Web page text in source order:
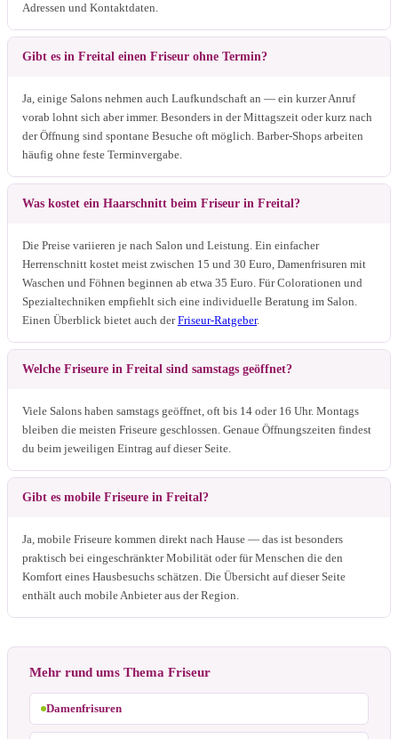
Adressen und Kontaktdaten.
Gibt es in Freital einen Friseur ohne Termin?
Ja, einige Salons nehmen auch Laufkundschaft an — ein kurzer Anruf
vorab lohnt sich aber immer. Besonders in der Mittagszeit oder kurz nach
der Öffnung sind spontane Besuche oft möglich. Barber-Shops arbeiten
häufig ohne feste Terminvergabe.
Was kostet ein Haarschnitt beim Friseur in Freital?
Die Preise variieren je nach Salon und Leistung. Ein einfacher
Herrenschnitt kostet meist zwischen 15 und 30 Euro, Damenfrisuren mit
Waschen und Föhnen beginnen ab etwa 35 Euro. Für Colorationen und
Spezialtechniken empfiehlt sich eine individuelle Beratung im Salon.
Einen Überblick bietet auch derFriseur-Ratgeber.
Welche Friseure in Freital sind samstags geöffnet?
Viele Salons haben samstags geöffnet, oft bis 14 oder 16 Uhr. Montags
bleiben die meisten Friseure geschlossen. Genaue Öffnungszeiten findest
du beim jeweiligen Eintrag auf dieser Seite.
Gibt es mobile Friseure in Freital?
Ja, mobile Friseure kommen direkt nach Hause — das ist besonders
praktisch bei eingeschränkter Mobilität oder für Menschen die den
Komfort eines Hausbesuchs schätzen. Die Übersicht auf dieser Seite
enthält auch mobile Anbieter aus der Region.
Mehr rund ums Thema Friseur
Damenfrisuren